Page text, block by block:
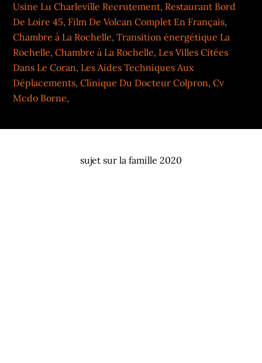
Usine Lu Charleville Recrutement, Restaurant Bord
De Loire 45, Film De Volcan Complet En Français,
Chambre à La Rochelle,Transition énergétique La
Rochelle,Chambre à La Rochelle, Les Villes Citées
Dans Le Coran, Les Aides Techniques Aux
Déplacements,Clinique Du Docteur Colpron,Cv
Mcdo Borne,
sujet sur la famille 2020